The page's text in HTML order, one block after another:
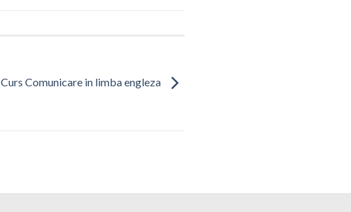
Curs Comunicare in limba engleza